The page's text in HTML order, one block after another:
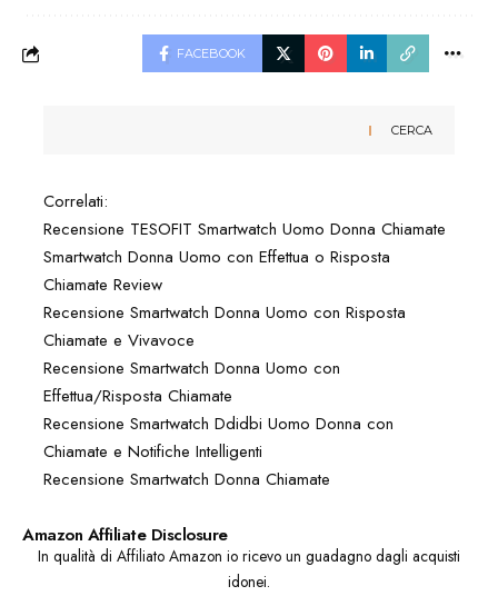
FACEBOOK
CERCA
Correlati:
Recensione TESOFIT Smartwatch Uomo Donna
Chiamate
Smartwatch Donna Uomo con Effettua o Risposta
Chiamate Review
Recensione Smartwatch Donna Uomo con Risposta
Chiamate e Vivavoce
Recensione Smartwatch Donna Uomo con
Effettua/Risposta Chiamate
Recensione Smartwatch Ddidbi Uomo Donna con
Recensione Smartwatch Donna Chiamate